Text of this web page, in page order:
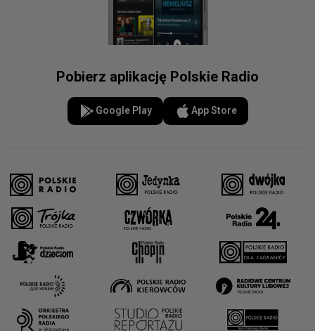
Pobierz aplikację Polskie Radio
Google Play App Store